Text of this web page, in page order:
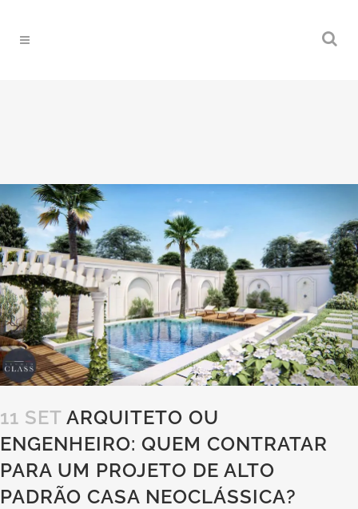
11 SET ARQUITETO OU
ENGENHEIRO: QUEM CONTRATAR
PARA UM PROJETO DE ALTO
PADRÃO CASA NEOCLÁSSICA?